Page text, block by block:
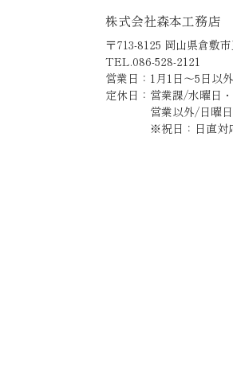
株式会社森本工務店
〒713-8125 岡山県倉敷
TEL.086-528-2121
営業日：1月1日～5日以
定休日：営業課/水曜日
営業以外/日曜
※祝日：日直対